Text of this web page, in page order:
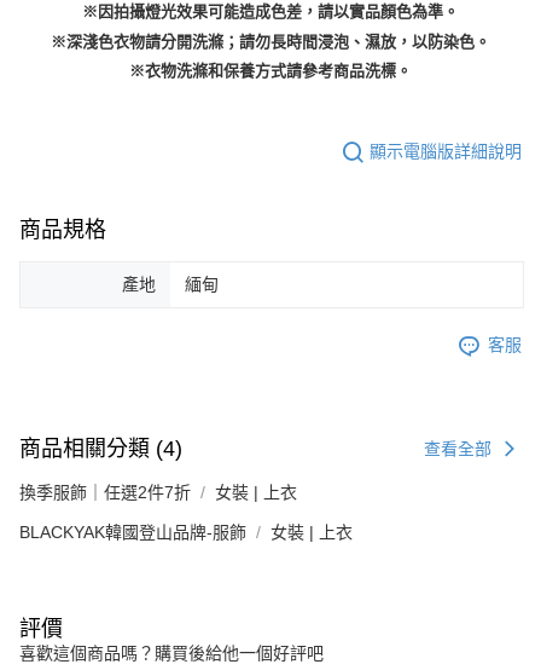
※因拍攝燈光效果可能造成色差，請以實品顏色為準。
※深淺色衣物請分開洗滌；請勿長時間浸泡、濕放，以防染色。
※衣物洗滌和保養方式請參考商品洗標。
顯示電腦版詳細說明
商品規格
產地 緬甸
客服
商品相關分類 (4) 查看全部
換季服飾｜任選2件7折 女裝 | 上衣
BLACKYAK韓國登山品牌-服飾 女裝 | 上衣
評價
喜歡這個商品嗎？購買後給他一個好評吧